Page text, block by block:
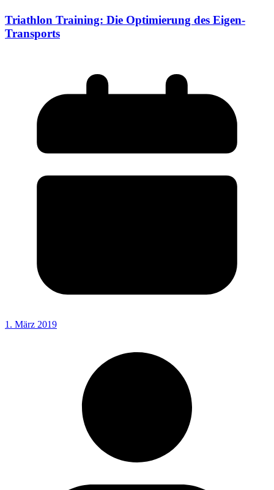
Triathlon Training: Die Optimierung des Eigen-
Transports
1. März 2019